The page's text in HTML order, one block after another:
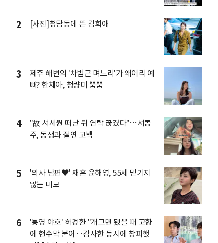
2 [사진]청담동에 뜬 김희애
3
제주 해변의 '차범근 며느리'가 왜이리 예
뻐? 한채아, 청량미 뿜뿜
4
"故 서세원 떠난 뒤 연락 끊겼다"…서동
주, 동생과 절연 고백
5
'의사 남편♥' 재혼 윤해영, 55세 믿기지
않는 미모
6
'통영 야호' 허경환 "개그맨 됐을 때 고향
에 현수막 붙어‥감사한 동시에 창피했